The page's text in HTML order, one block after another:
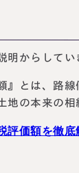
明からしてい
』とは、路
地の本来の相
評価額を徹底